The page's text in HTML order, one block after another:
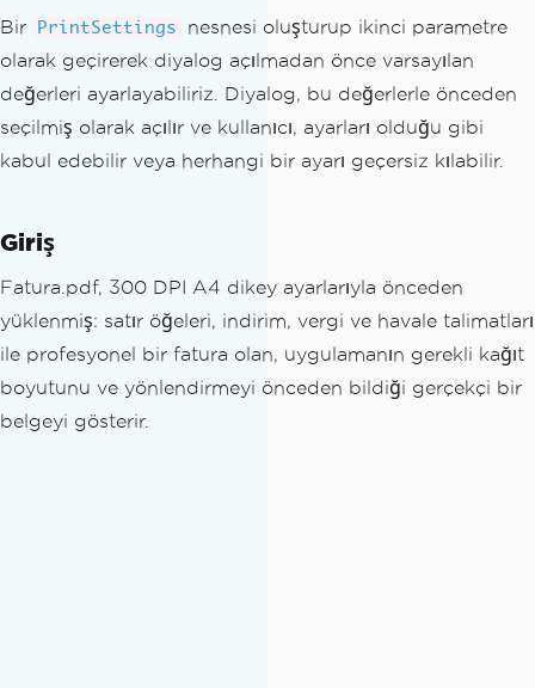
Bir PrintSettings
nesnesi oluşturup ikinci parametre
olarak geçirerek diyalog açılmadan önce varsayılan
değerleri ayarlayabiliriz. Diyalog, bu değerlerle önceden
seçilmiş olarak açılır ve kullanıcı, ayarları olduğu gibi
kabul edebilir veya herhangi bir ayarı geçersiz kılabilir.
Giriş
Fatura.pdf, 300 DPI A4 dikey ayarlarıyla önceden
yüklenmiş: satır öğeleri, indirim, vergi ve havale talimatları
ile profesyonel bir fatura olan, uygulamanın gerekli kağıt
boyutunu ve yönlendirmeyi önceden bildiği gerçekçi bir
belgeyi gösterir.